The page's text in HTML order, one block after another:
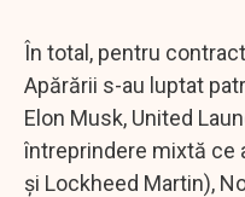
În total, pentru
Apărării s-au luptat
Elon Musk, United
întreprindere mixtă ce
și Lockheed Martin),